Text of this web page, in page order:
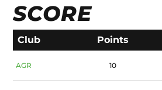
SCORE
Club Points
AGR 10